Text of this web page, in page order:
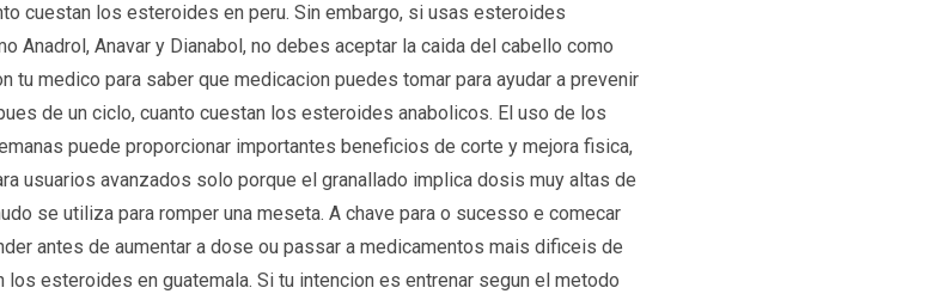
cuestan los esteroides en peru. Sin embargo, si usas esteroides
Anadrol, Anavar y Dianabol, no debes aceptar la caida del cabello como
tu medico para saber que medicacion puedes tomar para ayudar a prevenir
de un ciclo, cuanto cuestan los esteroides anabolicos. El uso de los
puede proporcionar importantes beneficios de corte y mejora fisica,
usuarios avanzados solo porque el granallado implica dosis muy altas de
se utiliza para romper una meseta. A chave para o sucesso e comecar
antes de aumentar a dose ou passar a medicamentos mais dificeis de
esteroides en guatemala. Si tu intencion es entrenar segun el metodo